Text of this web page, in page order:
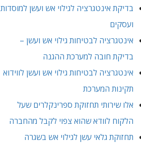
בדיקת אינטגרציה לגילוי אש ועשן למוסדות
ועסקים
אינטגרציה לבטיחות גילוי אש ועשן –
בדיקת חובה למערכת ההגנה
אינטגרציה לבטיחות גילוי אש ועשן לווידוא
תקינות המערכת
אלו שירותי תחזוקת ספרינקלרים שעל
הלקוח לוודא שהוא צפוי לקבל מהחברה
תחזוקת גלאי עשן לגילוי אש בשגרה